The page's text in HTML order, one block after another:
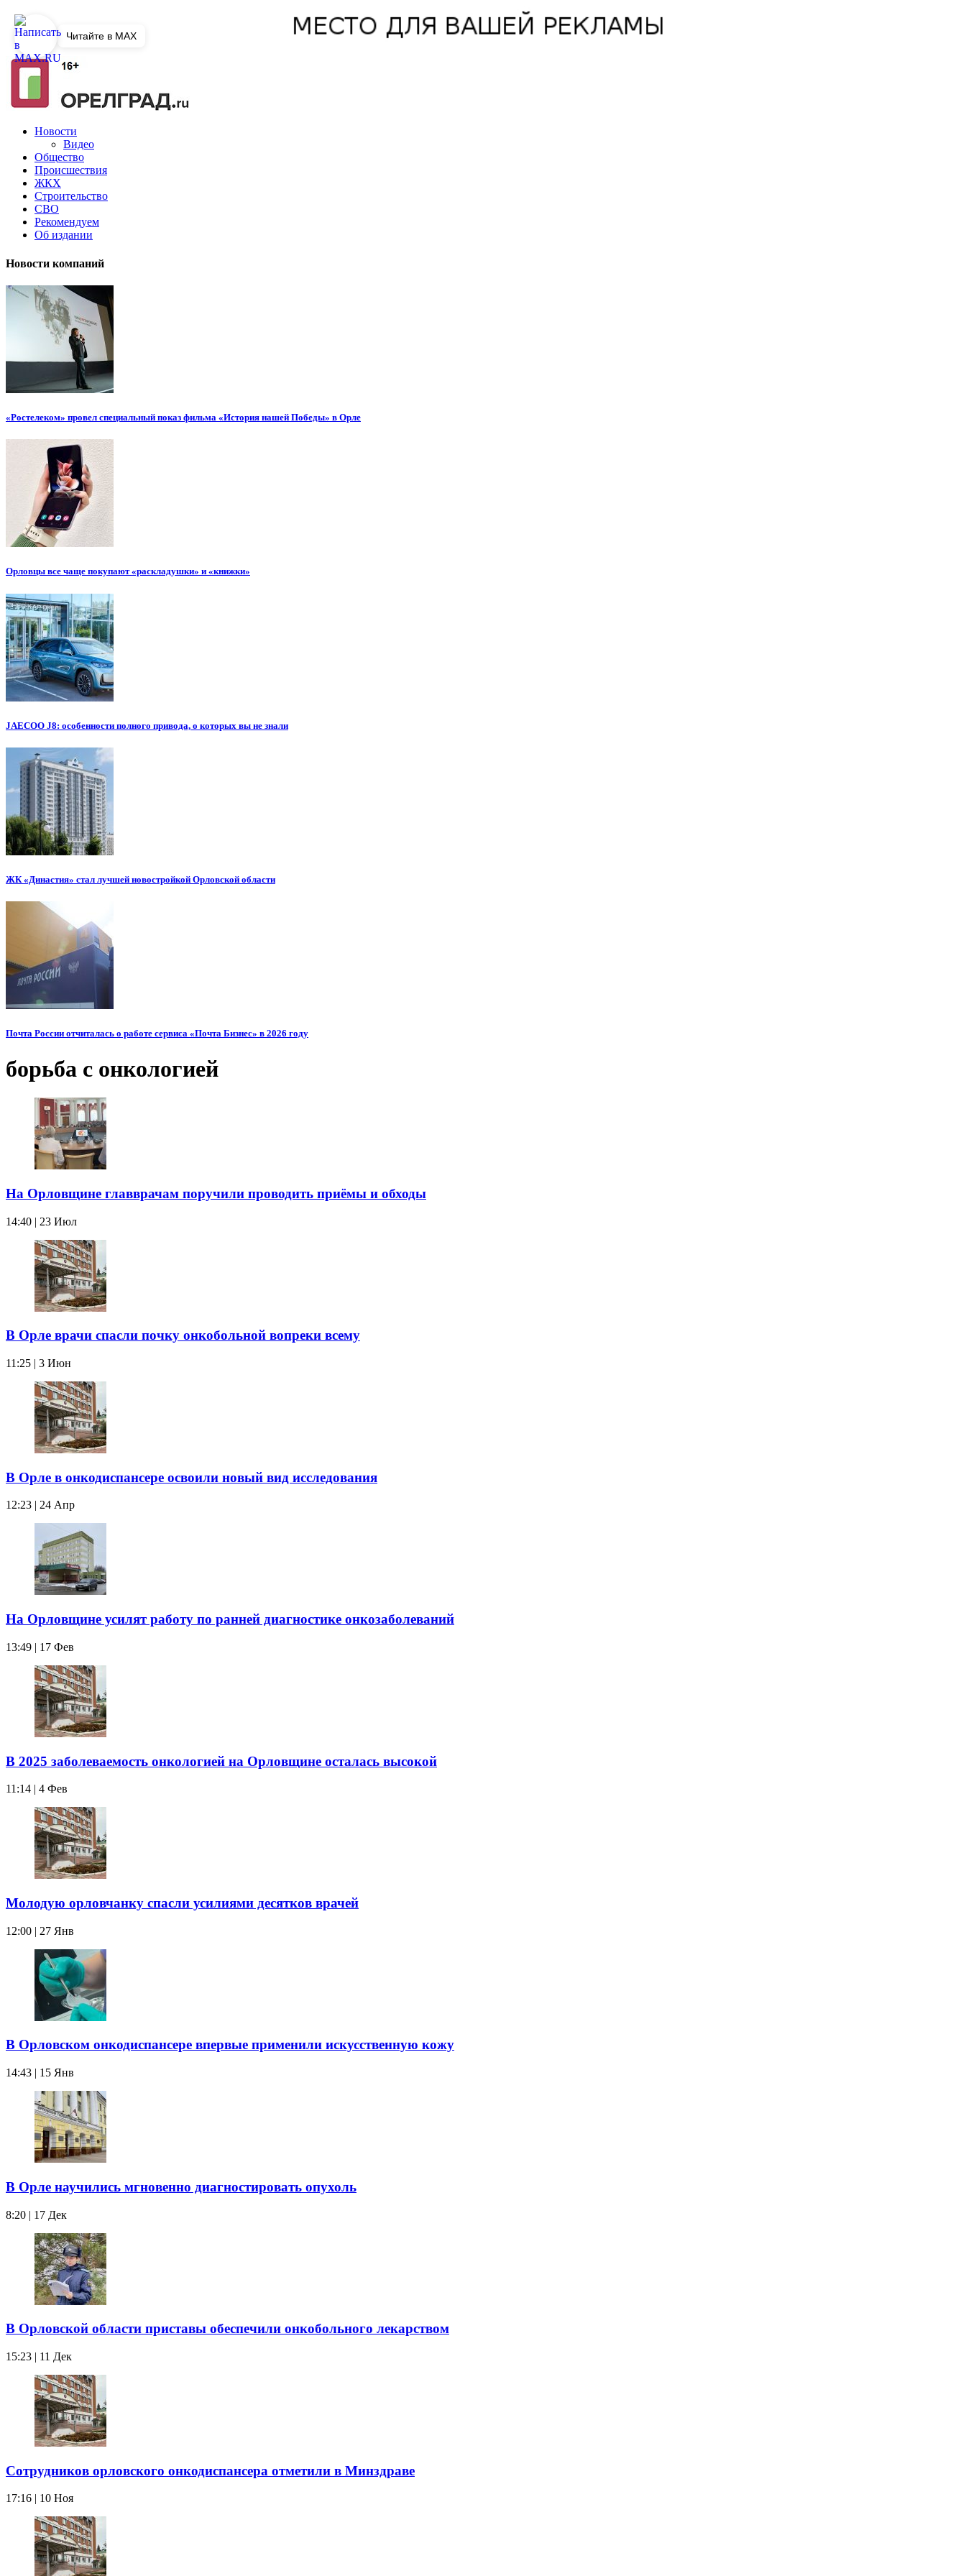
Новости
Видео
Общество
Происшествия
ЖКХ
Строительство
СВО
Рекомендуем
Об издании
Новости компаний
«Ростелеком» провел специальный показ фильма «История нашей Победы» в Орле
Орловцы все чаще покупают «раскладушки» и «книжки»
JAECOO J8: особенности полного привода, о которых вы не знали
ЖК «Династия» стал лучшей новостройкой Орловской области
Почта России отчиталась о работе сервиса «Почта Бизнес» в 2026 году
борьба с онкологией
На Орловщине главврачам поручили проводить приёмы и обходы
14:40 | 23 Июл
В Орле врачи спасли почку онкобольной вопреки всему
11:25 | 3 Июн
В Орле в онкодиспансере освоили новый вид исследования
12:23 | 24 Апр
На Орловщине усилят работу по ранней диагностике онкозаболеваний
13:49 | 17 Фев
В 2025 заболеваемость онкологией на Орловщине осталась высокой
11:14 | 4 Фев
Молодую орловчанку спасли усилиями десятков врачей
12:00 | 27 Янв
В Орловском онкодиспансере впервые применили искусственную кожу
14:43 | 15 Янв
В Орле научились мгновенно диагностировать опухоль
8:20 | 17 Дек
В Орловской области приставы обеспечили онкобольного лекарством
15:23 | 11 Дек
Сотрудников орловского онкодиспансера отметили в Минздраве
17:16 | 10 Ноя
Читайте в MAX